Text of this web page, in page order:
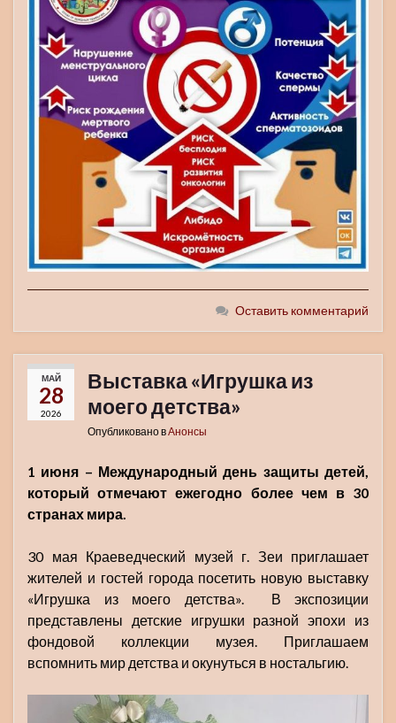
Оставить комментарий
МАЙ
28
2026
Выставка «Игрушка из
моего детства»
Опубликовано вАнонсы
1 июня – Международный день защиты детей,
который отмечают ежегодно более чем в 30
странах мира.
30 мая Краеведческий музей г. Зеи приглашает
жителей и гостей города посетить новую выставку
«Игрушка из моего детства». В экспозиции
представлены детские игрушки разной эпохи из
фондовой коллекции музея. Приглашаем
вспомнить мир детства и окунуться в ностальгию.